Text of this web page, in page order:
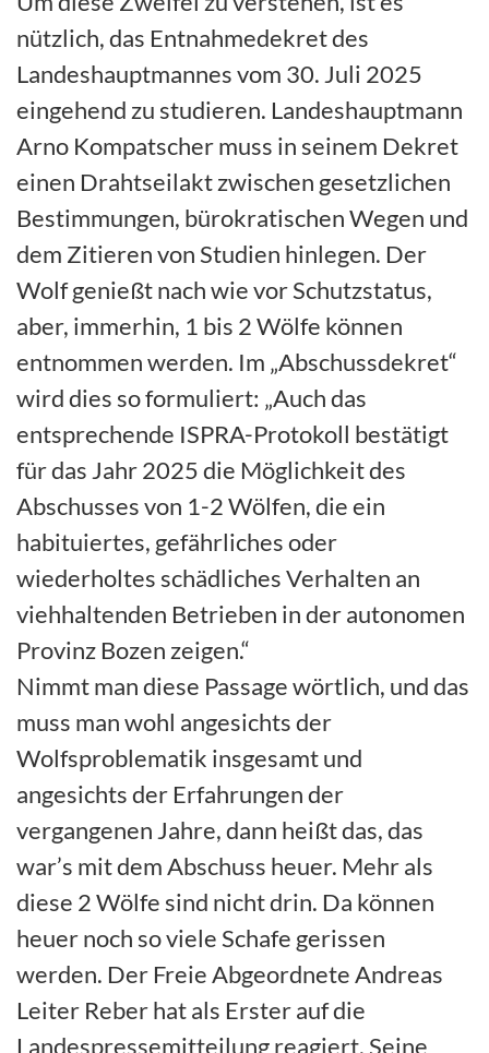
nützlich, das Entnahmedekret des
Landeshauptmannes vom 30. Juli 2025
eingehend zu studieren. Landeshauptmann
Arno Kompatscher muss in seinem Dekret
einen Drahtseilakt zwischen gesetzlichen
Bestimmungen, bürokratischen Wegen und
dem Zitieren von Studien hinlegen. Der
Wolf genießt nach wie vor Schutzstatus,
aber, immerhin, 1 bis 2 Wölfe können
entnommen werden. Im „Abschussdekret“
wird dies so formuliert: „Auch das
entsprechende ISPRA-Protokoll bestätigt
für das Jahr 2025 die Möglichkeit des
Abschusses von 1-2 Wölfen, die ein
habituiertes, gefährliches oder
wiederholtes schädliches Verhalten an
viehhaltenden Betrieben in der autonomen
Provinz Bozen zeigen.“
Nimmt man diese Passage wörtlich, und das
muss man wohl angesichts der
Wolfsproblematik insgesamt und
angesichts der Erfahrungen der
vergangenen Jahre, dann heißt das, das
war’s mit dem Abschuss heuer. Mehr als
diese 2 Wölfe sind nicht drin. Da können
heuer noch so viele Schafe gerissen
werden. Der Freie Abgeordnete Andreas
Leiter Reber hat als Erster auf die
Landespressemitteilung reagiert. Seine